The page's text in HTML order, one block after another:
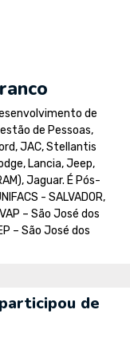
de
de Pessoas,
JAC, Stellantis
Lancia, Jeep,
Jaguar. É Pós-
- SALVADOR,
– São José dos
– São José dos
de